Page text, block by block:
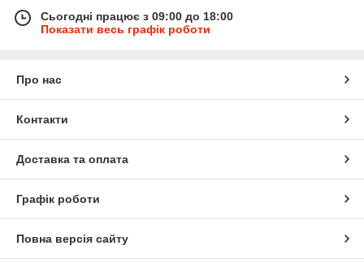
Сьогодні працює з 09:00 до 18:00
Показати весь графік роботи
Про нас
Контакти
Доставка та оплата
Графік роботи
Повна версія сайту